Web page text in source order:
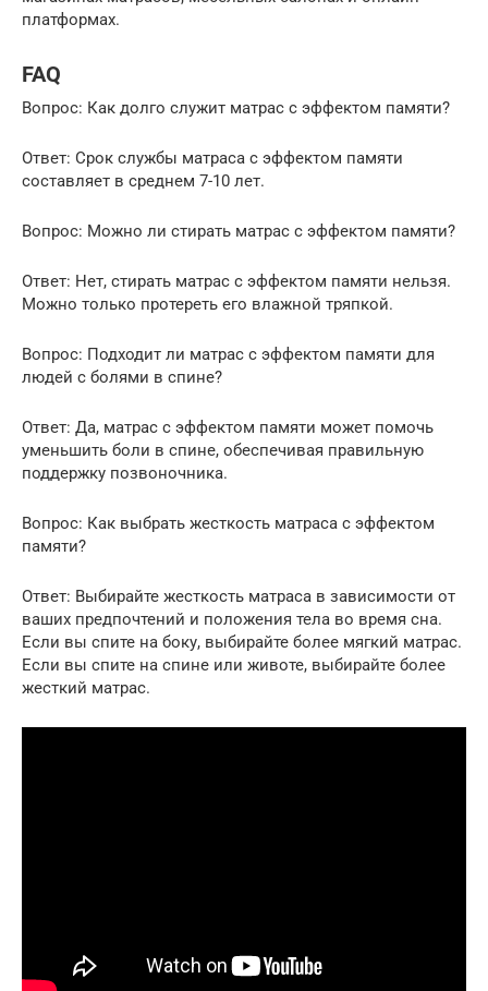
платформах.
FAQ
Вопрос: Как долго служит матрас с эффектом памяти?
Ответ: Срок службы матраса с эффектом памяти
составляет в среднем 7-10 лет.
Вопрос: Можно ли стирать матрас с эффектом памяти?
Ответ: Нет, стирать матрас с эффектом памяти нельзя.
Можно только протереть его влажной тряпкой.
Вопрос: Подходит ли матрас с эффектом памяти для
людей с болями в спине?
Ответ: Да, матрас с эффектом памяти может помочь
уменьшить боли в спине, обеспечивая правильную
поддержку позвоночника.
Вопрос: Как выбрать жесткость матраса с эффектом
памяти?
Ответ: Выбирайте жесткость матраса в зависимости от
ваших предпочтений и положения тела во время сна.
Если вы спите на боку, выбирайте более мягкий матрас.
Если вы спите на спине или животе, выбирайте более
жесткий матрас.